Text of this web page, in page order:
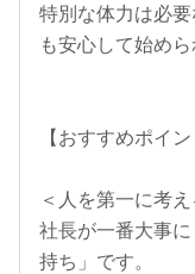
特別な体力は必
も安心して始めら
【おすすめポイン
＜人を第一に考
社長が一番大事
持ち」です。